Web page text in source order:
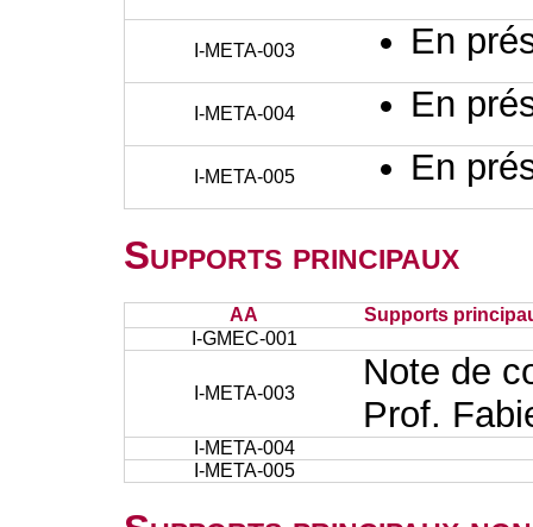
I-META-003 En
I-META-004 En
I-META-005 En
Supports principaux
AA
Supports
I-GMEC-001
I-META-003
Note de
Prof.
I-META-004
I-META-005